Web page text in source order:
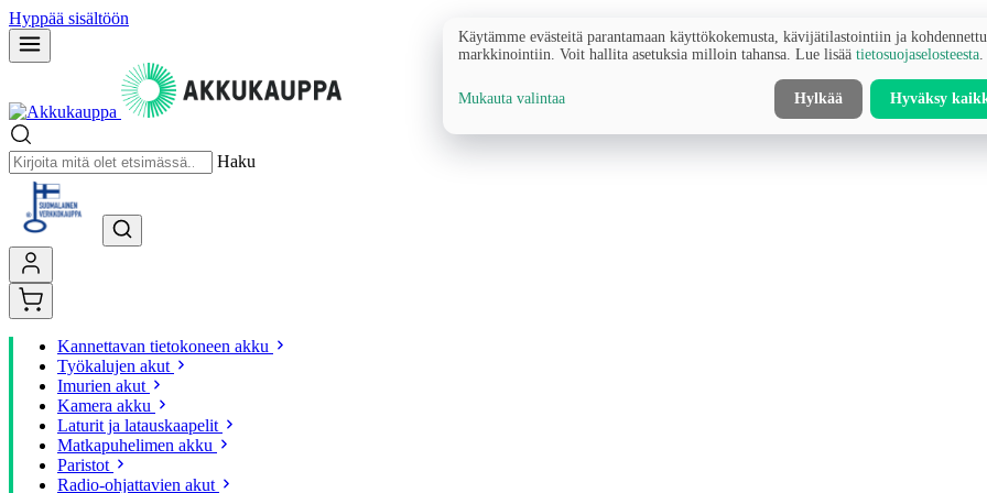
Hyppää sisältöön
Haku
Kannettavan tietokoneen akku
Työkalujen akut
Imurien akut
Kamera akku
Laturit ja latauskaapelit
Matkapuhelimen akku
Paristot
Radio-ohjattavien akut
Käytämme evästeitä parantamaan käyttökokemusta, kävijätilastointiin ja
markkinointiin. Voit hallita asetuksia milloin tahansa. Lue lisää tietosuojaselosteesta
Mukauta valintaa Hylkää Hyväksy